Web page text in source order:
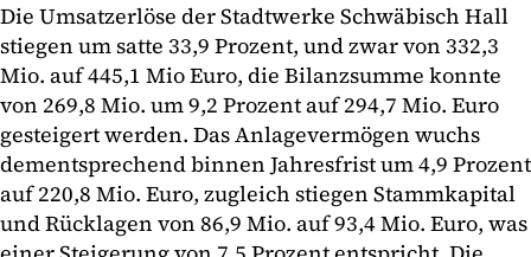
Die Umsatzerlöse der Stadtwerke Schwäbisch Hall
stiegen um satte 33,9 Prozent, und zwar von 332,3
Mio. auf 445,1 Mio Euro, die Bilanzsumme konnte
von 269,8 Mio. um 9,2 Prozent auf 294,7 Mio. Euro
gesteigert werden. Das Anlagevermögen wuchs
dementsprechend binnen Jahresfrist um 4,9 Prozent
auf 220,8 Mio. Euro, zugleich stiegen Stammkapital
und Rücklagen von 86,9 Mio. auf 93,4 Mio. Euro, was